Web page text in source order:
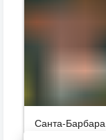
Санта-Барбара